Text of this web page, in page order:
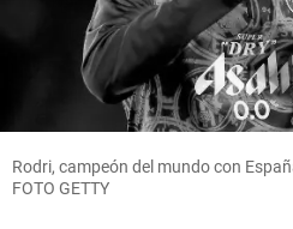
Rodri, campeón del mundo con
FOTO GETTY